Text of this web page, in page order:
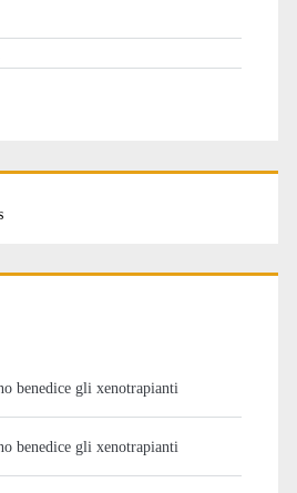
benedice gli xenotrapianti
benedice gli xenotrapianti